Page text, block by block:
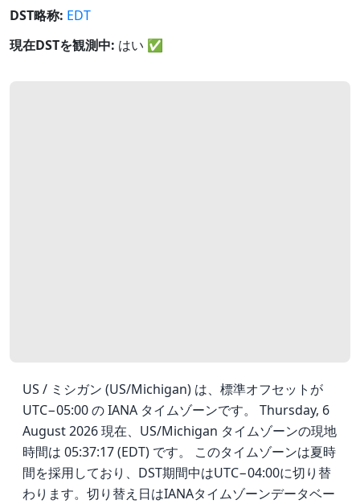
DST略称: EDT
現在DSTを観測中: はい ✅
US / ミシガン (US/Michigan) は、標準オフセットが
UTC−05:00 の IANA タイムゾーンです。 Thursday, 6
August 2026 現在、US/Michigan タイムゾーンの現地
時間は 05:37:17 (EDT) です。 このタイムゾーンは夏時
間を採用しており、DST期間中はUTC−04:00に切り替
わります。切り替え日はIANAタイムゾーンデータベー